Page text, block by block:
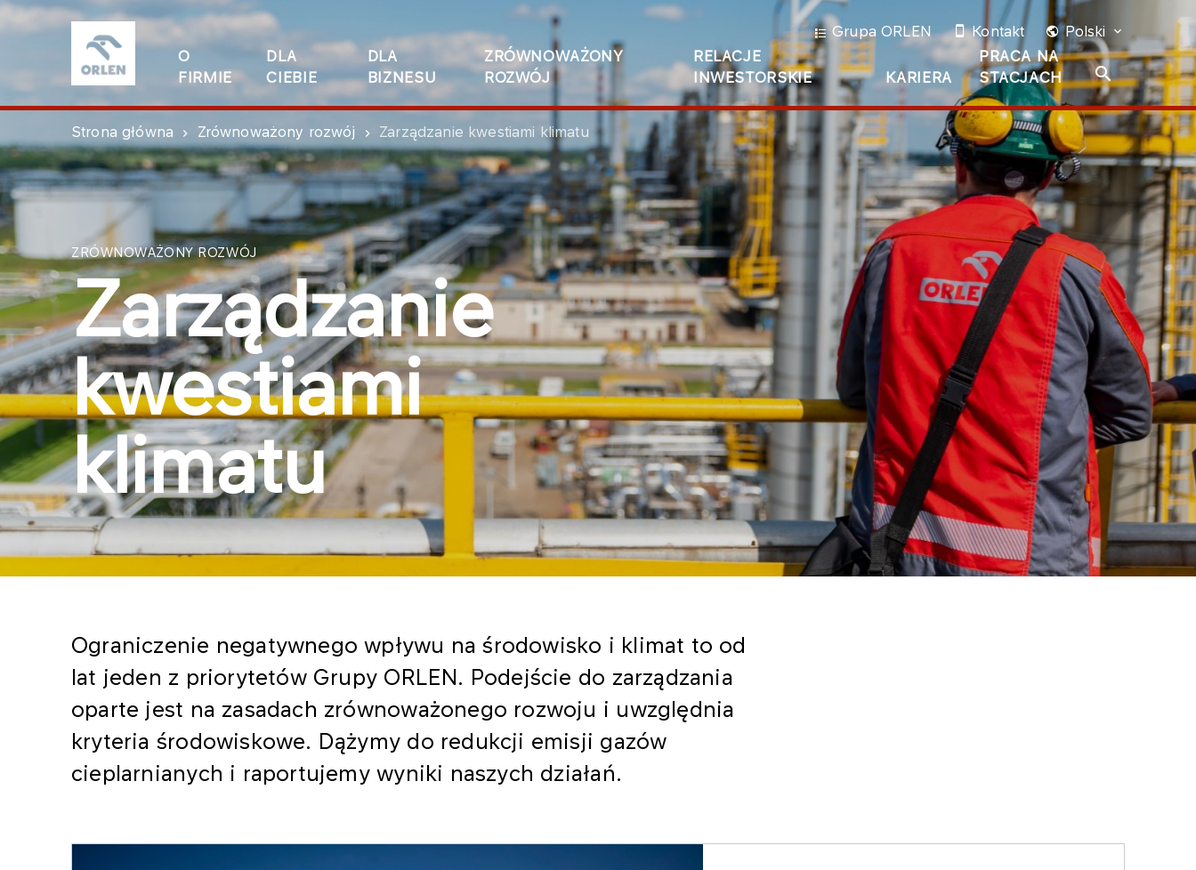
O
FIRMIE
DLA
CIEBIE
DLA
BIZNESU
ZRÓWNOWAŻONY
ROZWÓJ
RELACJE
INWESTORSKIE
KARIERA
PRACA NA
STACJACH
Grupa ORLEN Kontakt Polski
Strona główna Zrównoważony rozwój Zarządzanie kwestiami klimatu
ZRÓWNOWAŻONY ROZWÓJ
Zarządzanie
kwestiami
klimatu
Ograniczenie negatywnego wpływu na środowisko i klimat to od
lat jeden z priorytetów Grupy ORLEN. Podejście do zarządzania
oparte jest na zasadach zrównoważonego rozwoju i uwzględnia
kryteria środowiskowe. Dążymy do redukcji emisji gazów
cieplarnianych i raportujemy wyniki naszych działań.